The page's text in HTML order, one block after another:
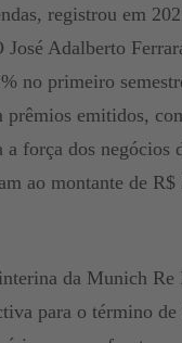
registrou em
Adalberto
no primeiro
emitidos,
a força dos
ao montante de
da Munich
para o término